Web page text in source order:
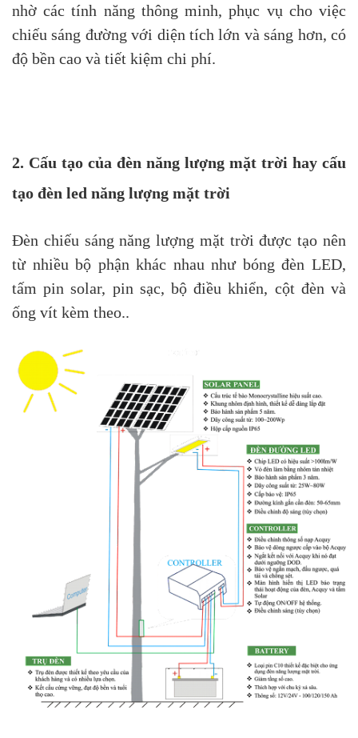
nhờ các tính năng thông minh, phục vụ cho việc
chiếu sáng đường với diện tích lớn và sáng hơn, có
độ bền cao và tiết kiệm chi phí.
2. Cấu tạo của đèn năng lượng mặt trời hay cấu
tạo đèn led năng lượng mặt trời
Đèn chiếu sáng năng lượng mặt trời được tạo nên
từ nhiều bộ phận khác nhau như bóng đèn LED,
tấm pin solar, pin sạc, bộ điều khiển, cột đèn và
ống vít kèm theo..